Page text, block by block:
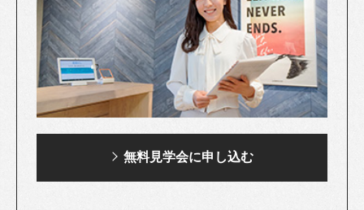
無料見学会に申し込む